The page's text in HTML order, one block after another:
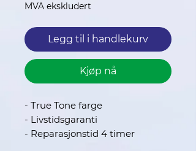
MVA ekskludert
Legg til i handlekurv
Kjøp nå
- True Tone farge
- Livstidsgaranti
- Reparasjonstid 4 timer